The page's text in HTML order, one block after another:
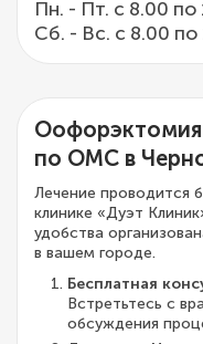
Пн. - Пт. с 8.00 по
Сб. - Вс. с 8.00 по
Оофорэктомия
по ОМС в
Лечение проводится
клинике «Дуэт
удобства
в вашем городе.
Бесплатная
Встретьтесь с
обсуждения